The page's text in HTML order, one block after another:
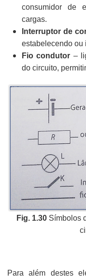
consumidor de
cargas.
Interruptor de
estabelecendo ou
Fio condutor –
do circuito,
Fig. 1.30 Símbolos
Para além destes